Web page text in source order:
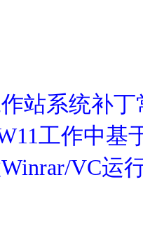
站系统补
工作中基
VC运